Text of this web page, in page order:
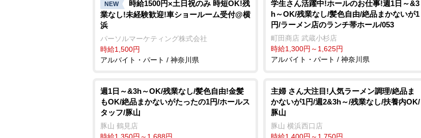
NEW
時給1500円×土日祝のみ 時短OK!残
業なし!未経験歓迎!車ショールーム受付@横
浜
パーソルマーケティング株式会社
時給1,500円
アルバイト・パート / 神奈川県
学生さん活躍中!ホールのお仕事!週1日～&3
h～OK/残業なし/髪色自由/絶品まかないが1
円/ラーメン店のランチ帯ホール/053
町田商店 武蔵小杉店
時給1,300円～1,625円
アルバイト・パート / 神奈川県
週1日～&3h～OK/残業なし/髪色自由!金髪
もOK/絶品まかないがたったの1円/ホールス
タッフ/豚山
豚山 鶴見店
主婦 さん大注目!人気ラーメン調理/絶品ま
かないが1円/週2&3h～/残業なし/扶養内OK/
豚山
豚山 横浜西口店